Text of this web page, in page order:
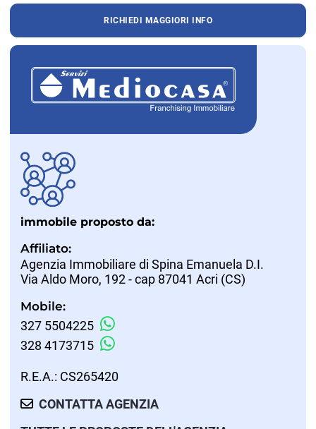
RICHIEDI MAGGIORI INFO
immobile proposto da:
Affiliato:
Agenzia Immobiliare di Spina Emanuela D.I.
Via Aldo Moro, 192 - cap 87041 Acri (CS)
Mobile:
327 5504225
328 4173715
R.E.A.: CS265420
CONTATTA AGENZIA